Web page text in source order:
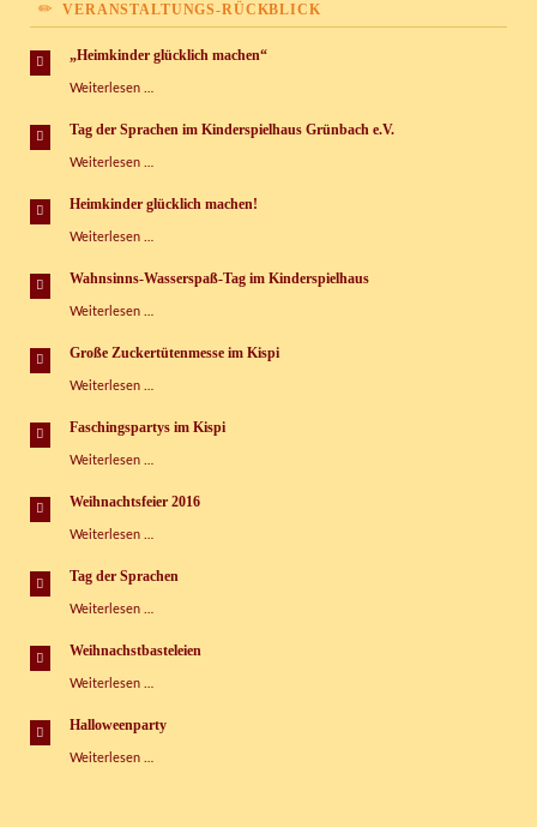
VERANSTALTUNGS-RÜCKBLICK
„Heimkinder glücklich machen“
Weiterlesen …
machen“
Tag der Sprachen im Kinderspielhaus Grünbach e.V.
Weiterlesen …
Sprachen
Kinderspielhaus
e.V.
Heimkinder glücklich machen!
Weiterlesen …
machen!
Wahnsinns-Wasserspaß-Tag im Kinderspielhaus
Weiterlesen …
Tag
Kinderspielhaus
Große Zuckertütenmesse im Kispi
Weiterlesen …
im
Faschingspartys im Kispi
Weiterlesen …
Kispi
Weihnachtsfeier 2016
Weiterlesen …
Tag der Sprachen
Weiterlesen …
Sprachen
Weihnachstbasteleien
Weiterlesen …
Halloweenparty
Weiterlesen …